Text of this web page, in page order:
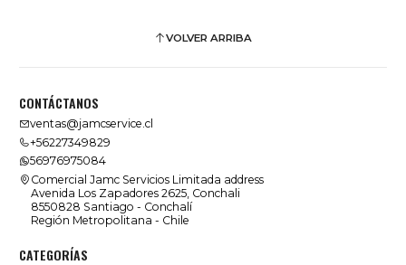
VOLVER ARRIBA
CONTÁCTANOS
ventas@jamcservice.cl
+56227349829
56976975084
Comercial Jamc Servicios Limitada address
Avenida Los Zapadores 2625, Conchali
8550828 Santiago - Conchalí
Región Metropolitana - Chile
CATEGORÍAS